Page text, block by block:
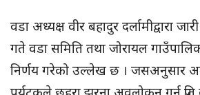
वडा अध्यक्ष वीर बहादुर दर्लामीद्वारा
गते वडा समिति तथा जोरायल
निर्णय गरेको उल्लेख छ । जसअनुसार